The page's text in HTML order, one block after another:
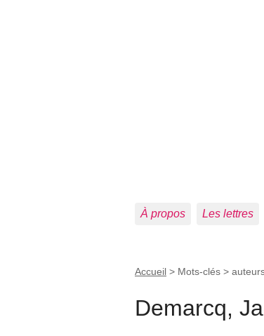
À propos Les lettres
Accueil > Mots-clés >
Demarcq,